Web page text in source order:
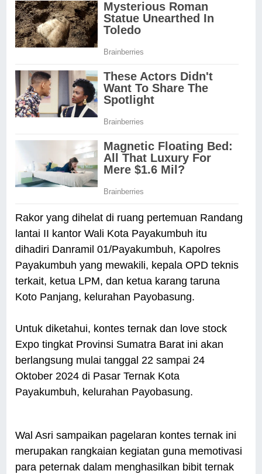
Rakor yang dihelat di ruang pertemuan Randang
lantai II kantor Wali Kota Payakumbuh itu
dihadiri Danramil 01/Payakumbuh, Kapolres
Payakumbuh yang mewakili, kepala OPD teknis
terkait, ketua LPM, dan ketua karang taruna
Koto Panjang, kelurahan Payobasung.
Untuk diketahui, kontes ternak dan love stock
Expo tingkat Provinsi Sumatra Barat ini akan
berlangsung mulai tanggal 22 sampai 24
Oktober 2024 di Pasar Ternak Kota
Payakumbuh, kelurahan Payobasung.
Wal Asri sampaikan pagelaran kontes ternak ini
merupakan rangkaian kegiatan guna memotivasi
para peternak dalam menghasilkan bibit ternak